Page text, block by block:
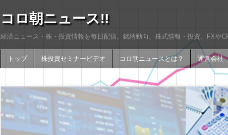
コロ朝ニュース!!
経済ニュース・株・投資情報を毎日配信。銘柄動向、株式情報・投資、FXや
トップ 株投資セミナービデオ コロ朝ニュースとは？ 運営会社